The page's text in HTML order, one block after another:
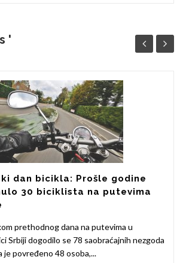
'
dan bicikla: Prošle godine
30 biciklista na putevima
prethodnog dana na putevima u
Srbiji dogodilo se 78 saobraćajnih nezgoda
je povređeno 48 osoba,...